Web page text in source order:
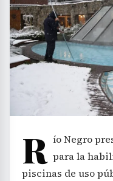
R ío Negro
para la
piscinas de uso